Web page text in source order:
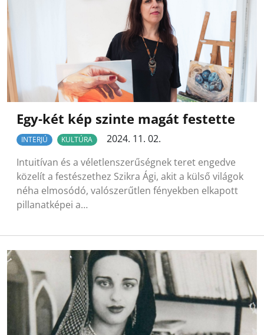
Egy-két kép szinte magát festette
INTERJÚ KULTÚRA
2024. 11. 02.
Intuitívan és a véletlenszerűségnek teret engedve
közelít a festészethez Szikra Ági, akit a külső világok
néha elmosódó, valószerűtlen fényekben elkapott
pillanatképei a…